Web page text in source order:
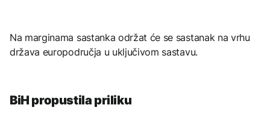
Na marginama sastanka održat će se sastanak na vrhu
država europodručja u uključivom sastavu.
BiH propustila priliku